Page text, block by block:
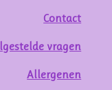
Contact
vragen
Allergenen